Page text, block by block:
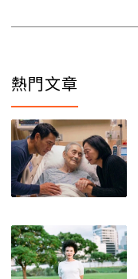
熱門文章